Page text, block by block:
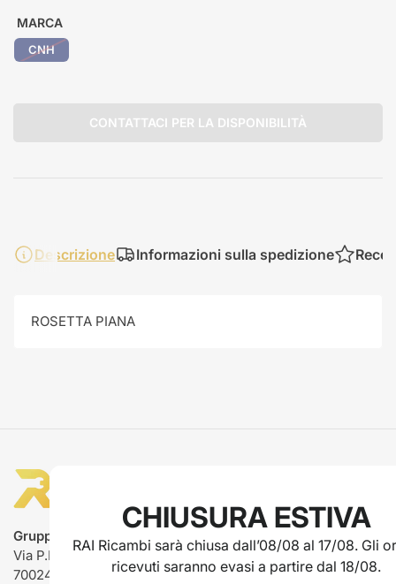
MARCA
CNH
CONTATTACI PER LA DISPONIBILITÀ
Descrizione Informazioni sulla spedizione
ROSETTA PIANA
Gruppo Rai ricambi
Via P.L. Nervi, 66
70024 Gravina in Puglia (BA)
CHIUSURA ESTIVA
RAI Ricambi sarà chiusa dall’08/08 al 17/08. Gli
ricevuti saranno evasi a partire dal 18/08.